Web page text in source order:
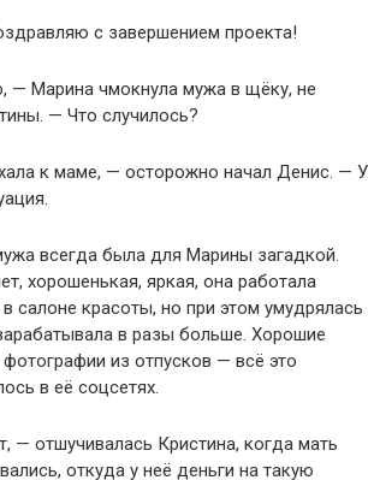
с завершением проекта!
— Марина чмокнула мужа в щёку, не
— Что случилось?
к маме, — осторожно начал Денис. — У
всегда была для Марины загадкой.
хорошенькая, яркая, она работала
салоне красоты, но при этом умудрялась
в разы больше. Хорошие
из отпусков — всё это
в её соцсетях.
— отшучивалась Кристина, когда мать
откуда у неё деньги на такую